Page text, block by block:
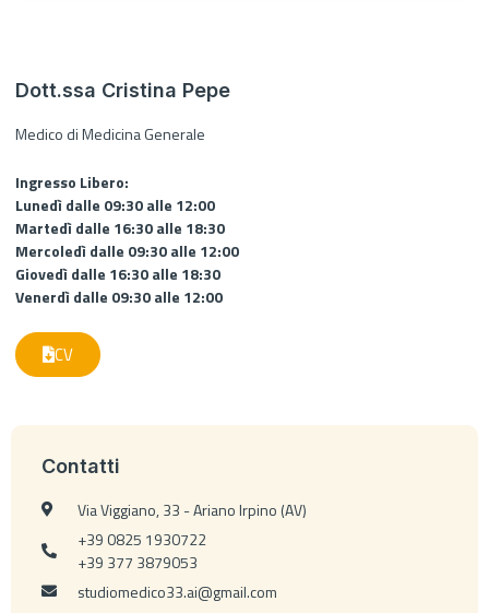
Dott.ssa Cristina Pepe
Medico di Medicina Generale
Ingresso Libero:
Lunedì dalle 09:30 alle 12:00
Martedì dalle 16:30 alle 18:30
Mercoledì dalle 09:30 alle 12:00
Giovedì dalle 16:30 alle 18:30
Venerdì dalle 09:30 alle 12:00
CV
Contatti
Via Viggiano, 33 - Ariano Irpino (AV)
+39 0825 1930722
+39 377 3879053
studiomedico33.ai@gmail.com